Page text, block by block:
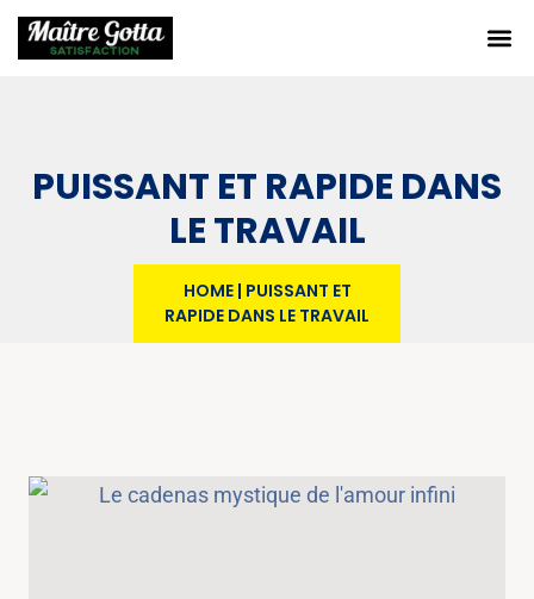
PUISSANT ET RAPIDE DANS
LE TRAVAIL
HOME| PUISSANT ET
RAPIDE DANS LE TRAVAIL